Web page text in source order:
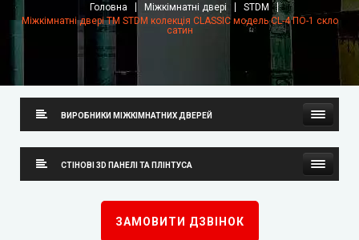
Головна Міжкімнатні двері
STDM
Міжкімнатні двері ТМ STDM колекція CLASSIC модель СL-4 ПО-1 скло
сатин
ВИРОБНИКИ МІЖКІМНАТНИХ ДВЕРЕЙ
Neman (Неман)
СТІНОВІ 3D ПАНЕЛІ ТА ПЛІНТУСА
Стінові 3D панелі
ЗАМОВИТИ ДЗВІНОК